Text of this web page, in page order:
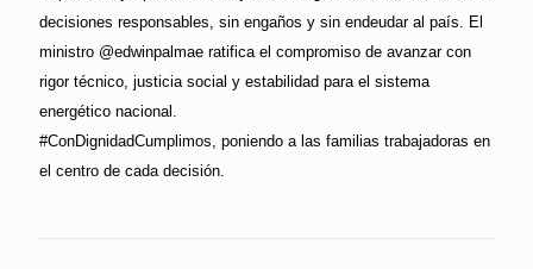
decisiones responsables, sin engaños y sin endeudar al país. El
ministro @edwinpalmae ratifica el compromiso de avanzar con
rigor técnico, justicia social y estabilidad para el sistema
energético nacional.
#ConDignidadCumplimos, poniendo a las familias trabajadoras en
el centro de cada decisión.